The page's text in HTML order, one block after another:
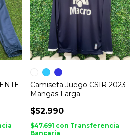
Camiseta Juego CSIR 2023 -
Mangas Larga
$52.990
$47.691 con Transferencia
Bancaria